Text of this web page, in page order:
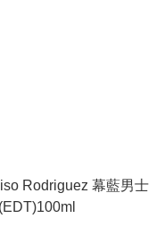
Rodriguez 幕藍男士